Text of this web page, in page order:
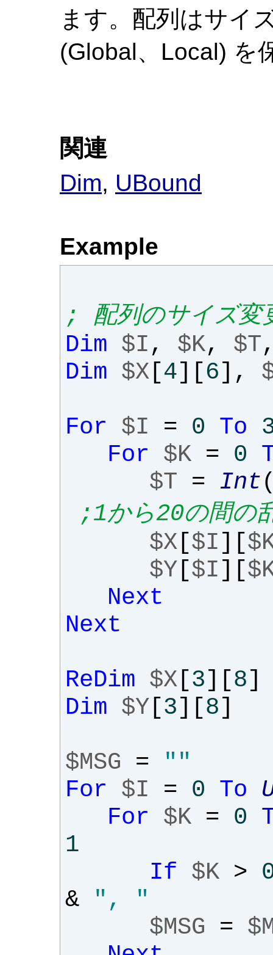
ます。配列はサイ
(Global、Local) を
関連
Dim, UBound
Example
; 配列のサイズ変
Dim $I , $K, $T
Dim $X [4][6],
For $I = 0 To
For $K = 0
$T = Int
;1から20の間の
$X [$I][
$Y [$I][
Next
Next
ReDim $X [3][8]
Dim $Y [3][8]
$MSG =
""
For $I = 0 To
For $K = 0
1
If $K >
&
", "
$MSG =